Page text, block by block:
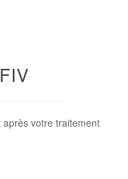
après votre traitement